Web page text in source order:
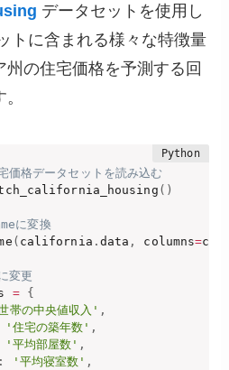
データセットを使用し
トに含まれる様々な特徴量
の住宅価格を予測する回
価格データセットを読み込む
( )
に変換
( california . data , columns=
変更
=
{
帯の中央値収入' ,
'住宅の築年数' ,
'平均部屋数' ,
: '平均寝室数' ,